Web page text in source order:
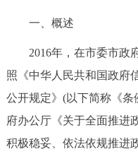
一、概述
2016年，在市委市政
照《中华人民共和国政府
公开规定》(以下简称《
府办公厅《关于全面推进
积极稳妥、依法依规推进